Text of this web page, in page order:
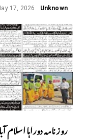
Unknown
17, 2026
روز نامہ دوراہا اسلام